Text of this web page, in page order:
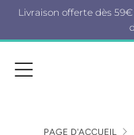
Livraison offerte dès
Menu
PAGE D'ACCUEIL